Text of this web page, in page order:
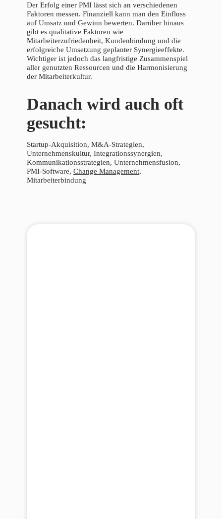
Der Erfolg einer PMI lässt sich an verschiedenen
Faktoren messen. Finanziell kann man den Einfluss
auf Umsatz und Gewinn bewerten. Darüber hinaus
gibt es qualitative Faktoren wie
Mitarbeiterzufriedenheit, Kundenbindung und die
erfolgreiche Umsetzung geplanter Synergieeffekte.
Wichtiger ist jedoch das langfristige Zusammenspiel
aller genutzten Ressourcen und die Harmonisierung
der Mitarbeiterkultur.
Danach wird auch oft
gesucht:
Startup-Akquisition, M&A-Strategien,
Unternehmenskultur, Integrationssynergien,
Kommunikationsstrategien, Unternehmensfusion,
PMI-Software, Change Management,
Mitarbeiterbindung